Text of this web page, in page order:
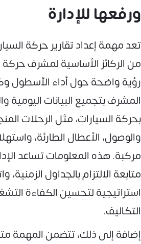
ورفعها للإدارة
تعد مهمة إعداد تقارير حركة
من الركائز الأساسية لمشرف حركة
رؤية واضحة حول أداء الأسطول
المشرف بتجميع البيانات اليومية
بحركة السيارات، مثل الرحلات
والوصول، الأعطال الطارئة،
مركبة. هذه المعلومات تساعد
متابعة الالتزام بالجداول الزمنية،
استراتيجية لتحسين الكفاءة
التكاليف.
إضافة إلى ذلك، تتضمن المهمة